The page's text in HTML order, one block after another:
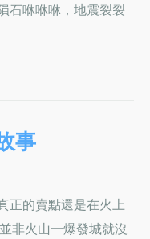
石咻咻咻，地震裂裂
事
正的賣點還是在火上
非火山一爆發城就沒